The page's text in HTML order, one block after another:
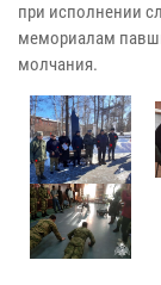
при исполнении
мемориалам
молчания.